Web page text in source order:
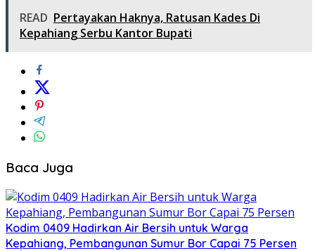
READ Pertayakan Haknya, Ratusan Kades Di
Kepahiang Serbu Kantor Bupati
Baca Juga
Kodim 0409 Hadirkan Air Bersih untuk Warga
Kepahiang, Pembangunan Sumur Bor Capai 75 Persen